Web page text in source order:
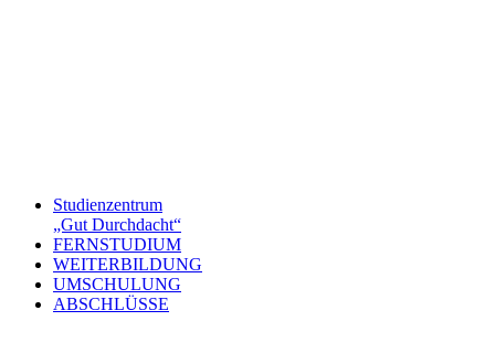
Studienzentrum
„Gut Durchdacht“
FERNSTUDIUM
WEITERBILDUNG
UMSCHULUNG
ABSCHLÜSSE